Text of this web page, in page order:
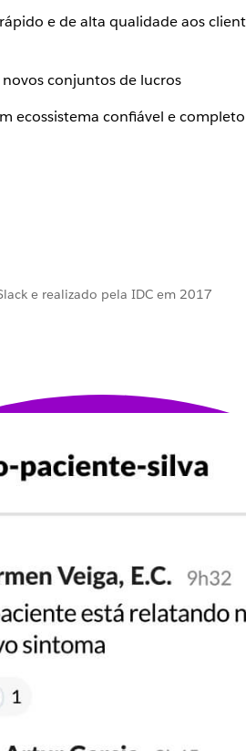
e de alta qualidade aos
conjuntos de lucros
confiável e completo
e realizado pela IDC em 2017